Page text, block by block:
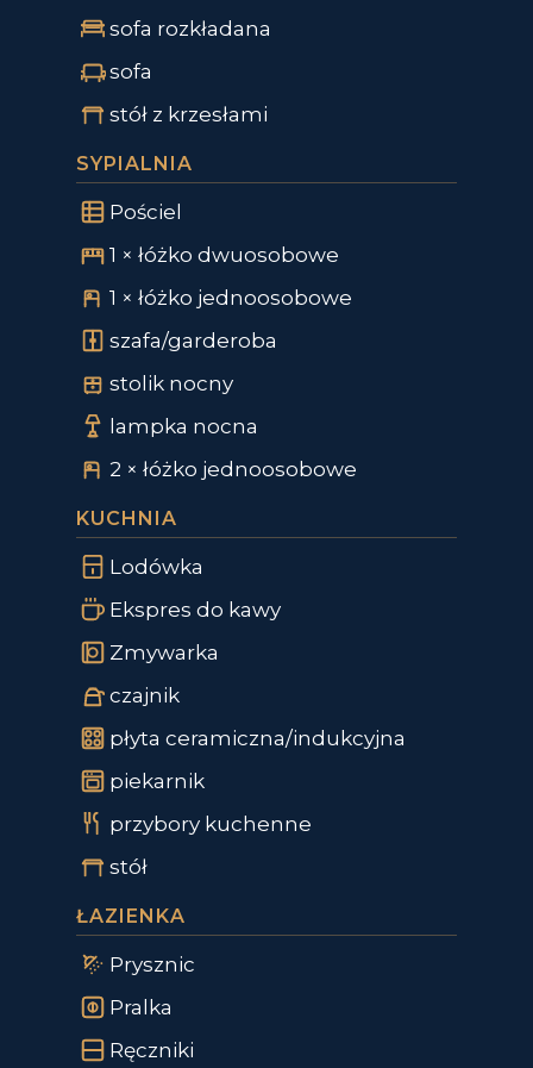
sofa rozkładana
sofa
stół z krzesłami
SYPIALNIA
Pościel
1 × łóżko dwuosobowe
1 × łóżko jednoosobowe
szafa/garderoba
stolik nocny
lampka nocna
2 × łóżko jednoosobowe
KUCHNIA
Lodówka
Ekspres do kawy
Zmywarka
czajnik
płyta ceramiczna/indukcyjna
piekarnik
przybory kuchenne
stół
ŁAZIENKA
Prysznic
Pralka
Ręczniki